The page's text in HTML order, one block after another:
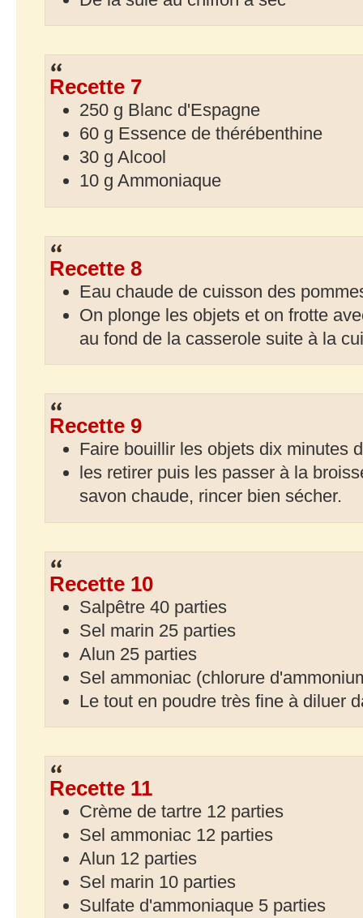
Recette 7
250 g Blanc d'Espagne
60 g Essence de thérébenthine
30 g Alcool
10 g Ammoniaque
Recette 8
Eau chaude de cuisson des
On plonge les objets et on frotte
au fond de la casserole suite à la
Recette 9
Faire bouillir les objets dix minutes
les retirer puis les passer à la
savon chaude, rincer bien sécher.
Recette 10
Salpêtre 40 parties
Sel marin 25 parties
Alun 25 parties
Sel ammoniac (chlorure
Le tout en poudre très fine à diluer
Recette 11
Crème de tartre 12 parties
Sel ammoniac 12 parties
Alun 12 parties
Sel marin 10 parties
Sulfate d'ammoniaque 5 parties